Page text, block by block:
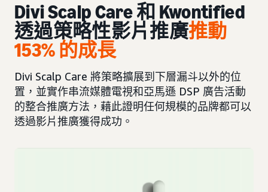
Divi Scalp Care 和 Kwontified
透過策略性影片推廣推動
153% 的成長
Divi Scalp Care 將策略擴展到下層漏斗以外的位
置，並實作串流媒體電視和亞馬遜 DSP 廣告活動
的整合推廣方法，藉此證明任何規模的品牌都可以
透過影片推廣獲得成功。